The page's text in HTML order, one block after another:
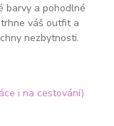
barvy a pohodlné
váš outfit a
nezbytnosti.